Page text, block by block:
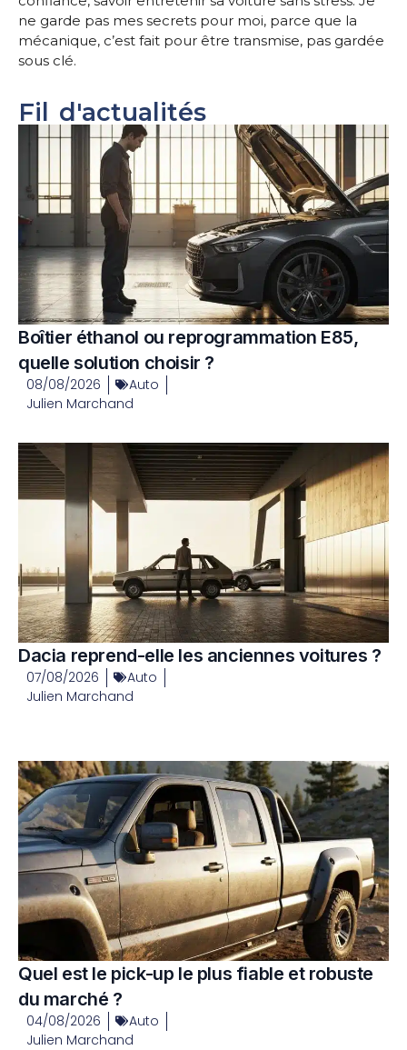
ne garde pas mes secrets pour moi, parce que la
mécanique, c’est fait pour être transmise, pas gardée
sous clé.
Fil d'actualités
Boîtier éthanol ou reprogrammation E85,
quelle solution choisir ?
08/08/2026
Auto
Julien Marchand
Dacia reprend-elle les anciennes voitures ?
07/08/2026
Auto
Julien Marchand
Quel est le pick-up le plus fiable et robuste
du marché ?
04/08/2026
Auto
Julien Marchand